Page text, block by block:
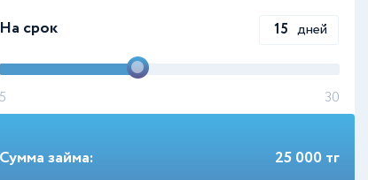
На срок дней
5 30
Сумма займа: 25 000тг